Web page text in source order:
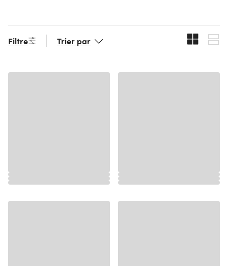
Filtre Trier par